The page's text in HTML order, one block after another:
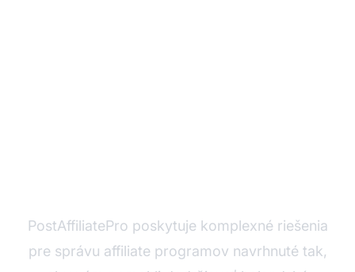
PostAffiliatePro poskytuje komplexné riešenia
pre správu affiliate programov navrhnuté tak,